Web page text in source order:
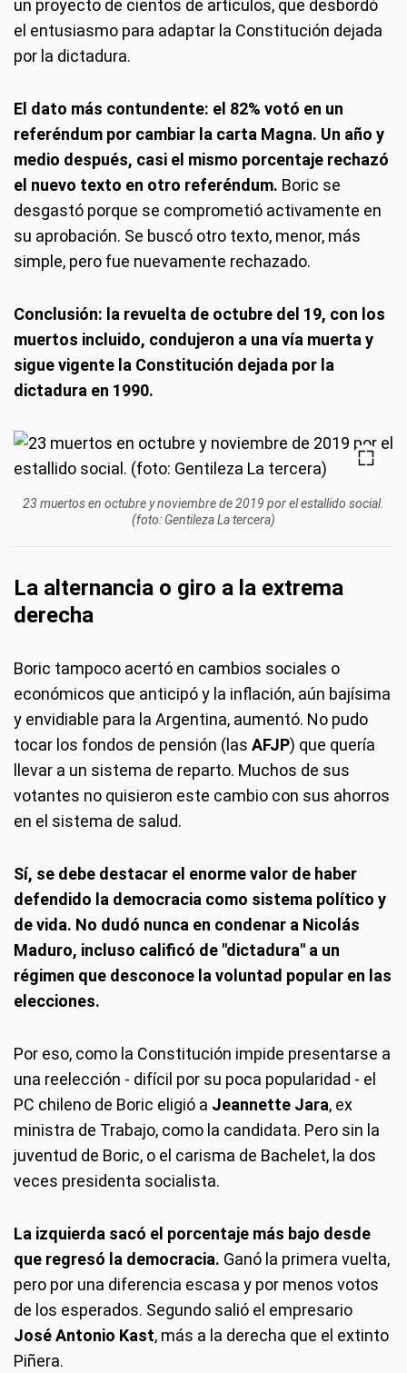
un proyecto de cientos de artículos, que desbordó
el entusiasmo para adaptar la Constitución dejada
por la dictadura.
El dato más contundente: el 82% votó en un
referéndum por cambiar la carta Magna. Un año y
medio después, casi el mismo porcentaje rechazó
el nuevo texto en otro referéndum. Boric se
desgastó porque se comprometió activamente en
su aprobación. Se buscó otro texto, menor, más
simple, pero fue nuevamente rechazado.
Conclusión: la revuelta de octubre del 19, con los
muertos incluido, condujeron a una vía muerta y
sigue vigente la Constitución dejada por la
dictadura en 1990.
23 muertos en octubre y noviembre de 2019 por el estallido social.
(foto: Gentileza La tercera)
La alternancia o giro a la extrema
derecha
Boric tampoco acertó en cambios sociales o
económicos que anticipó y la inflación, aún bajísima
y envidiable para la Argentina, aumentó. No pudo
tocar los fondos de pensión (las AFJP) que quería
llevar a un sistema de reparto. Muchos de sus
votantes no quisieron este cambio con sus ahorros
en el sistema de salud.
Sí, se debe destacar el enorme valor de haber
defendido la democracia como sistema político y
de vida. No dudó nunca en condenar a Nicolás
Maduro, incluso calificó de "dictadura" a un
régimen que desconoce la voluntad popular en las
elecciones.
Por eso, como la Constitución impide presentarse a
una reelección - difícil por su poca popularidad - el
PC chileno de Boric eligió a Jeannette Jara, ex
ministra de Trabajo, como la candidata. Pero sin la
juventud de Boric, o el carisma de Bachelet, la dos
veces presidenta socialista.
La izquierda sacó el porcentaje más bajo desde
que regresó la democracia. Ganó la primera vuelta,
pero por una diferencia escasa y por menos votos
de los esperados. Segundo salió el empresario
José Antonio Kast, más a la derecha que el extinto
Piñera.